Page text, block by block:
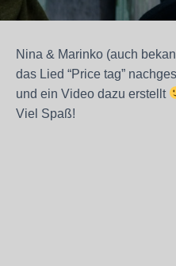
Nina & Marinko (auch
das Lied “Price tag”
und ein Video dazu erstellt
Viel Spaß!